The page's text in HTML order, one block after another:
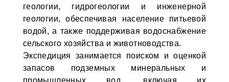
геологии, гидрогеологии и инженерной
геологии, обеспечивая население питьевой
водой, а также поддерживая водоснабжение
сельского хозяйства и животноводства.
Экспедиция занимается поиском и оценкой
запасов подземных минеральных и
промышленных вод, включая их